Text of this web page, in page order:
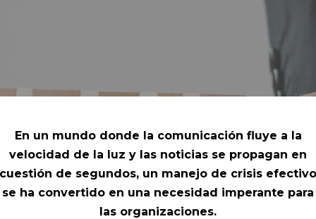
En un mundo donde la comunicación fluye a la
velocidad de la luz y las noticias se propagan en
cuestión de segundos, un manejo de crisis efectivo
se ha convertido en una necesidad imperante para
las organizaciones.